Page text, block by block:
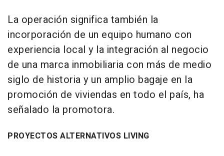
La operación significa también la
incorporación de un equipo humano con
experiencia local y la integración al negocio
de una marca inmobiliaria con más de medio
siglo de historia y un amplio bagaje en la
promoción de viviendas en todo el país, ha
señalado la promotora.
PROYECTOS ALTERNATIVOS LIVING